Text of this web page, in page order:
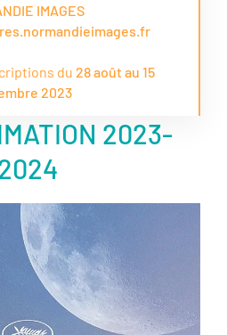
IMAGES
du 28 août au 15
2023
2023-